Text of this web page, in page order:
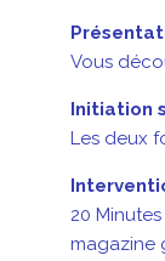
Vous
Initiation
Les deux
20
magazine